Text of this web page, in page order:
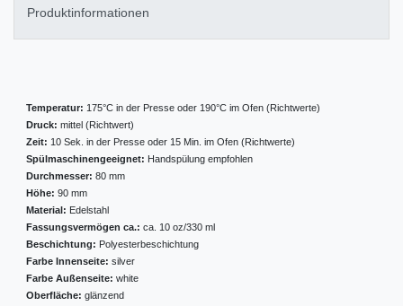
Produktinformationen
Temperatur: 175°C in der Presse oder 190°C im Ofen (Richtwerte)
Druck: mittel (Richtwert)
Zeit: 10 Sek. in der Presse oder 15 Min. im Ofen (Richtwerte)
Spülmaschinengeeignet: Handspülung empfohlen
Durchmesser: 80 mm
Höhe: 90 mm
Material: Edelstahl
Fassungsvermögen ca.: ca. 10 oz/330 ml
Beschichtung: Polyesterbeschichtung
Farbe Innenseite: silver
Farbe Außenseite: white
Oberfläche: glänzend